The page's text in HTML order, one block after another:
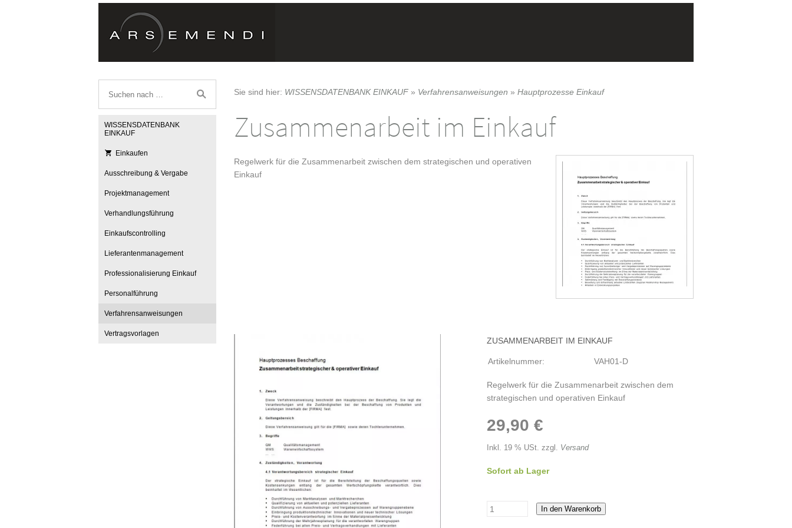
WISSENSDATENBANK
EINKAUF
Einkaufen
Ausschreibung & Vergabe
Projektmanagement
Verhandlungsführung
Einkaufscontrolling
Lieferantenmanagement
Professionalisierung Einkauf
Personalführung
Verfahrensanweisungen
Vertragsvorlagen
Sie sind hier: WISSENSDATENBANK EINKAUF » Verfahrensanweisungen » Hauptprozesse Einkauf
Zusammenarbeit im Einkauf
Regelwerk für die Zusammenarbeit zwischen dem strategischen und operativen
Einkauf
ZUSAMMENARBEIT IM EINKAUF
Artikelnummer: VAH01-D
Regelwerk für die Zusammenarbeit zwischen dem
strategischen und operativen Einkauf
29,90 €
Inkl. 19 % USt. zzgl. Versand
Sofort ab Lager
In den Warenkorb